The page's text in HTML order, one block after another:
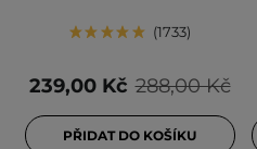
1733
288,00 Kč
239,00 Kč
PŘIDAT DO KOŠÍKU